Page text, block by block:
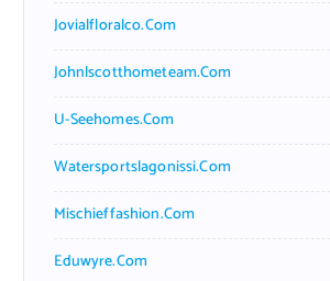
Jovialfloralco.com
Johnlscotthometeam.com
U-Seehomes.com
Watersportslagonissi.com
Mischieffashion.com
Eduwyre.com